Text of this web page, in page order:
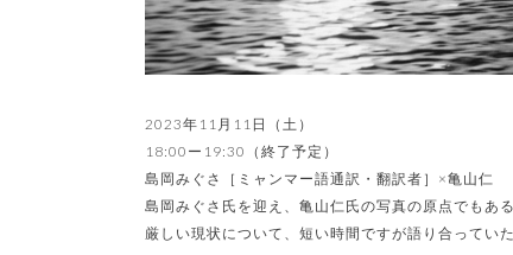
2023年11⽉11⽇（土）
18:00ー19:30（終了予定）
島岡みぐさ［ミャンマー語通訳・翻訳者］×亀山仁
島岡みぐさ氏を迎え、亀山仁氏の写真の原点でもあ
厳しい現状について、短い時間ですが語り合っていた